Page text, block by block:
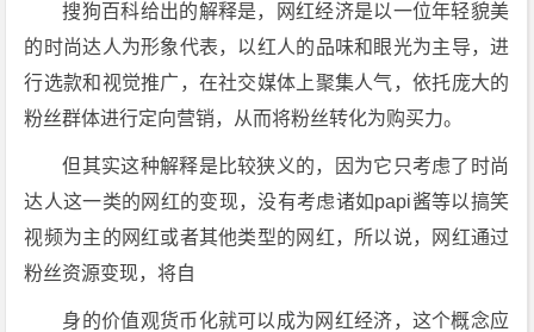
搜狗百科给出的解释是，网红经济是以一位年轻貌美
的时尚达人为形象代表，以红人的品味和眼光为主导，进
行选款和视觉推广，在社交媒体上聚集人气，依托庞大的
粉丝群体进行定向营销，从而将粉丝转化为购买力。
但其实这种解释是比较狭义的，因为它只考虑了时尚
达人这一类的网红的变现，没有考虑诸如papi酱等以搞笑
视频为主的网红或者其他类型的网红，所以说，网红通过
粉丝资源变现，将自
身的价值观货币化就可以成为网红经济，这个概念应